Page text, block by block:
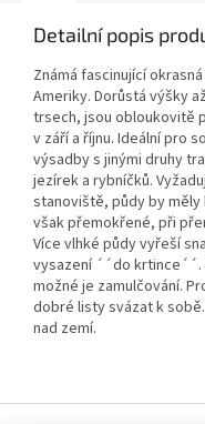
Detailní popis
Známá fascinující
Ameriky. Dorůstá výšky
trsech, jsou obloukovitě
v září a říjnu. Ideální pro
výsadby s jinými druhy
jezírek a rybníčků.
stanoviště, půdy by
však přemokřené, při
Více vlhké půdy vyřeší
vysazení ´´do
možné je zamulčování.
dobré listy svázat k
nad zemí.